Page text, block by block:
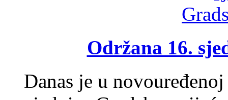
Održana 16.
Danas je u